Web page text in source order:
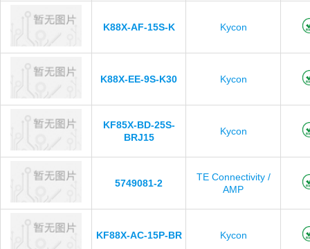
K88X-AF-15S-K Kycon
K88X-EE-9S-K30 Kycon
KF85X-BD-25S-
BRJ15
Kycon
5749081-2
TE Connectivity /
AMP
KF88X-AC-15P-BR Kycon